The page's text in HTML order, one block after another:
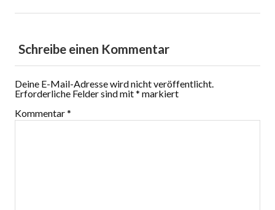
Schreibe einen Kommentar
Deine E-Mail-Adresse wird nicht veröffentlicht.
Erforderliche Felder sind mit* markiert
Kommentar*